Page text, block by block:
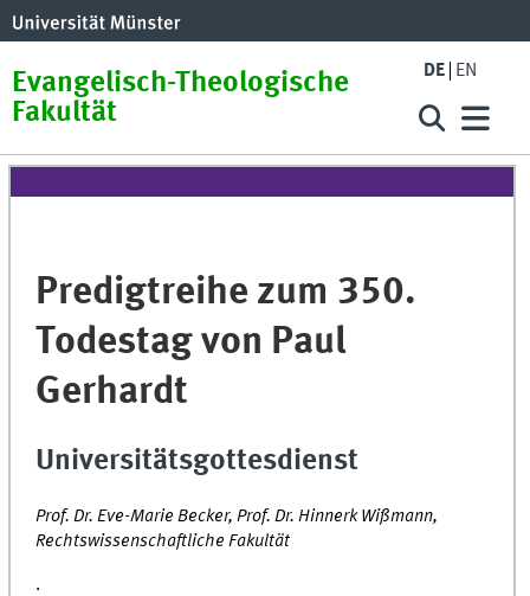
Evangelisch-Theologische
Fakultät
DE EN
Predigtreihe zum 350.
Todestag von Paul
Gerhardt
Universitätsgottesdienst
Prof. Dr. Eve-Marie Becker, Prof. Dr. Hinnerk Wißmann,
Rechtswissenschaftliche Fakultät
.